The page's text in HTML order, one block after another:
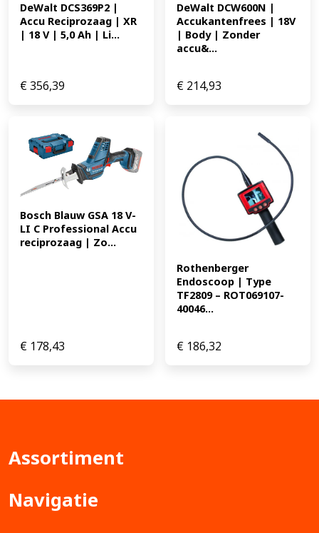
DeWalt DCS369P2 |
Accu Reciprozaag | XR
| 18 V | 5,0 Ah | Li...
€356,39
DeWalt DCW600N |
Accukantenfrees | 18V
| Body | Zonder
accu&...
€ 214,93
Bosch Blauw GSA 18 V-
LI C Professional Accu
reciprozaag | Zo...
€ 178,43
Rothenberger
Endoscoop | Type
TF2809 – ROT069107-
40046...
€ 186,32
Assortiment
Navigatie